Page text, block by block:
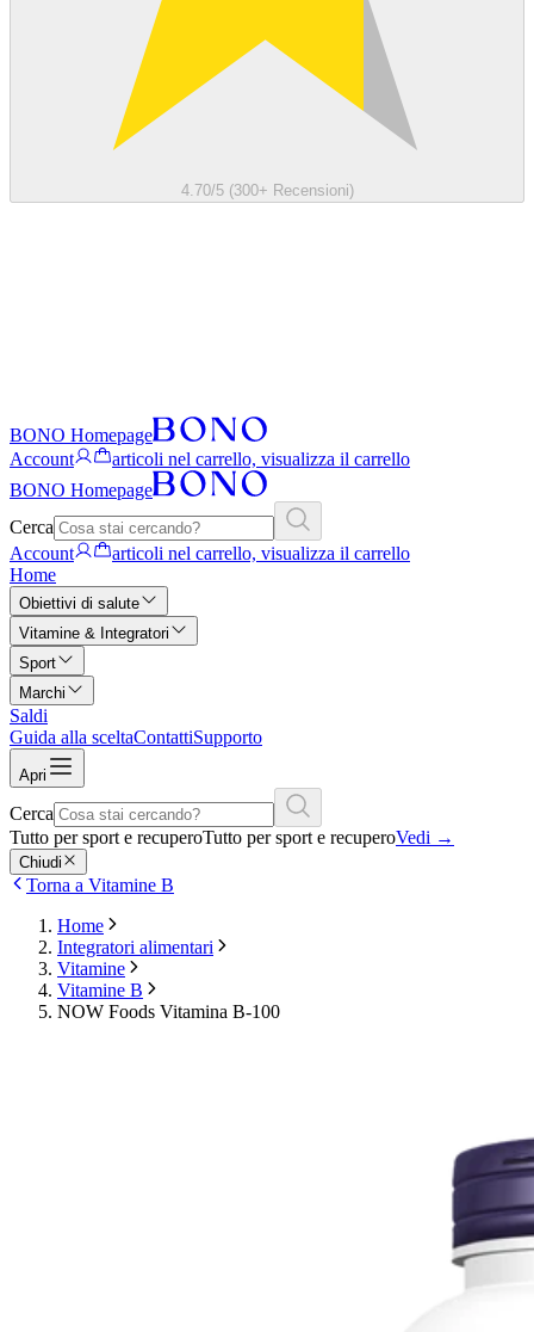
4.70/5 (300+ Recensioni)
BONO Homepage
Account
articoli nel carrello, visualizza il carrello
BONO Homepage
Cerca
Account
articoli nel carrello, visualizza il carrello
Home
Obiettivi di salute
Vitamine & Integratori
Sport
Marchi
Saldi
Guida alla sceltaContattiSupporto
Apri
Cerca
Tutto per sport e recuperoTutto per sport e recuperoVedi →
Chiudi
Torna a Vitamine B
Home
Integratori alimentari
Vitamine
Vitamine B
NOW Foods Vitamina B-100